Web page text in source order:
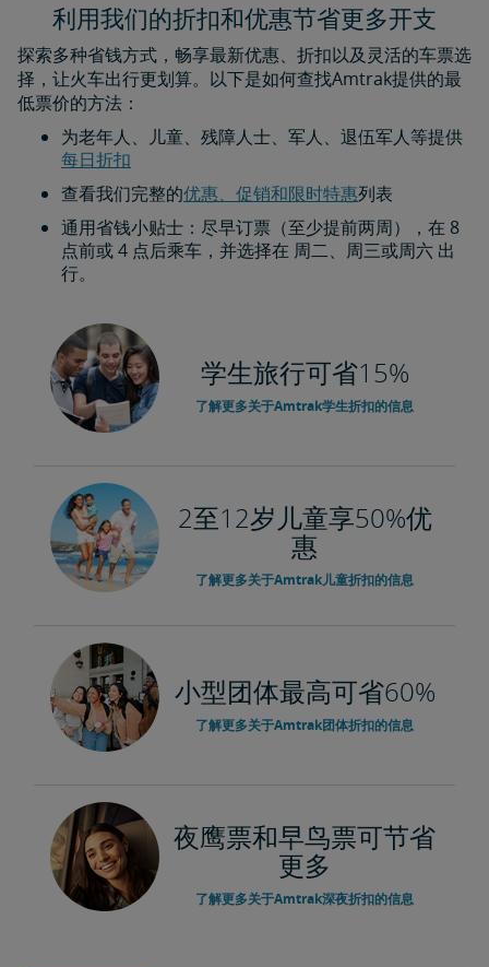
利用我们的折扣和优惠节省更多开支
探索多种省钱方式，畅享最新优惠、折扣以及灵活的车票选
择，让火车出行更划算。以下是如何查找Amtrak提供的最
低票价的方法：
为老年人、儿童、残障人士、军人、退伍军人等提供
每日折扣​​​​​​​
查看我们完整的优惠、促销和限时特惠列表
通用省钱小贴士：尽早订票（至少提前两周），在 8
点前或 4 点后乘车，并选择在 周二、周三或周六 出
行。
学生旅行可省15%
了解更多关于Amtrak学生折扣的信息
2至12岁儿童享50%优
惠
了解更多关于Amtrak儿童折扣的信息
小型团体最高可省60%
了解更多关于Amtrak团体折扣的信息
夜鹰票和早鸟票可节省
更多
了解更多关于Amtrak深夜折扣的信息